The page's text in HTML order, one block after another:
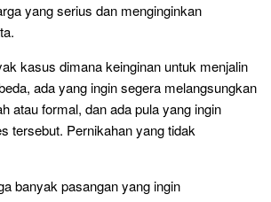
yang serius dan menginginkan
kasus dimana keinginan untuk menjalin
ada yang ingin segera melangsungkan
atau formal, dan ada pula yang ingin
tersebut. Pernikahan yang tidak
banyak pasangan yang ingin